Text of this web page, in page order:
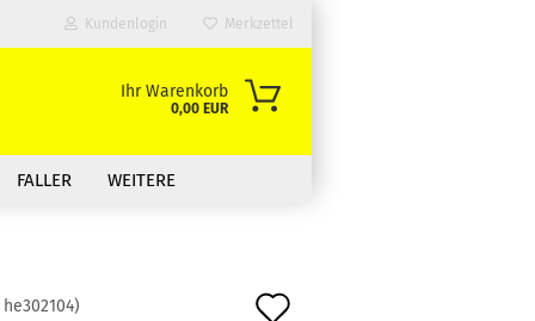
Kundenlogin Merkzettel
Ihr Warenkorb
0,00 EUR
FALLER WEITERE
he302104)